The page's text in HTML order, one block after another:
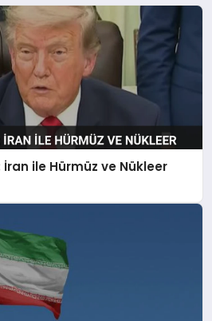
İran ile Hürmüz ve Nükleer